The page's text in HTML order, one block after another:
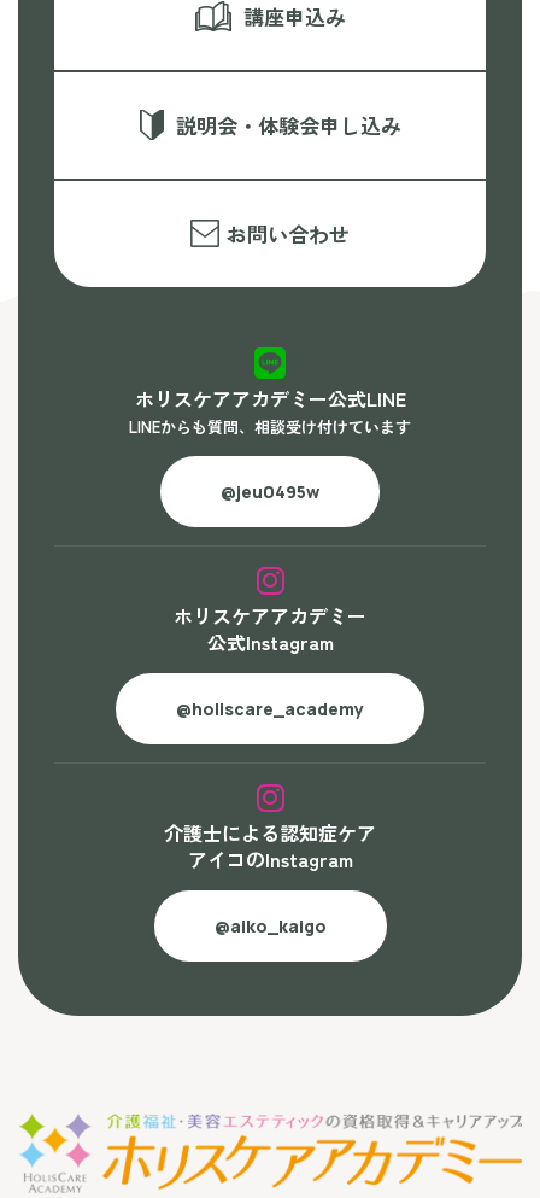
講座申込み
説明会・体験会申し込み
お問い合わせ
ホリスケアアカデミー公式LINE
LINEからも質問、相談受け付けています
@jeu0495w
ホリスケアアカデミー
公式Instagram
@holiscare_academy
介護士による認知症ケア
アイコのInstagram
@aiko_kaigo